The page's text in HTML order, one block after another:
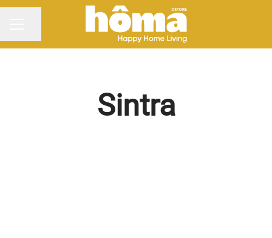
MENU DE CARREIRAS
Partilhar página
Sintra